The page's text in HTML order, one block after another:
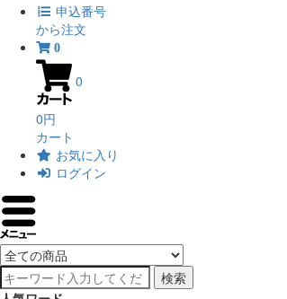
申込番号
から注文
0
0
0円
カート
お気に入り
ログイン
検索